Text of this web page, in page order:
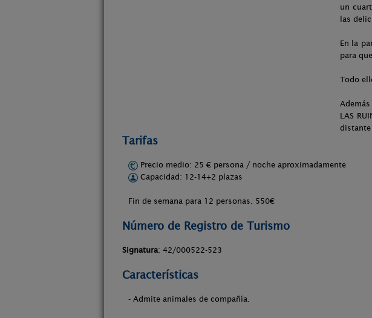
un
las
En la
para
Todo
LAS
distante
Tarifas
Precio medio: 25 € persona / noche aproximadamente
Capacidad: 12-14+2 plazas
Fin de semana para 12 personas. 550€
Número de Registro de Turismo
Signatura: 42/000522-523
Características
- Admite animales de compañía.